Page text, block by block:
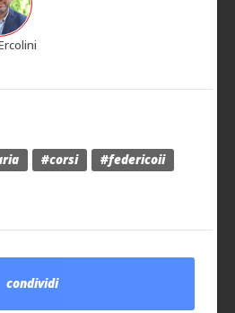
#corsi
#federicoii
condividi